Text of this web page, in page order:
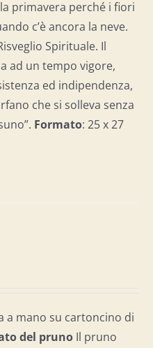
primavera perché i fiori
c’è ancora la neve.
Spirituale. Il
ad un tempo vigore,
ed indipendenza,
che si solleva senza
Formato: 25 x 27
a mano su cartoncino di
del pruno Il pruno